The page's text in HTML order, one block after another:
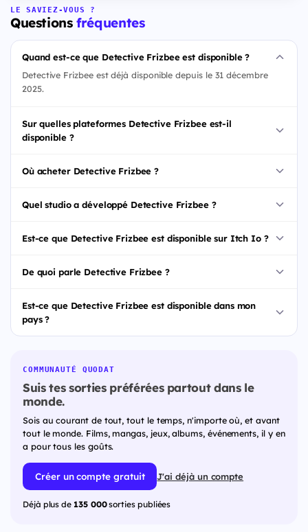
LE SAVIEZ-VOUS ?
Questionsfréquentes
Quand est-ce que Detective Frizbee est disponible ?
Detective Frizbee est déjà disponible depuis le 31 décembre
2025.
Sur quelles plateformes Detective Frizbee est-il
disponible ?
Où acheter Detective Frizbee ?
Quel studio a développé Detective Frizbee ?
Est-ce que Detective Frizbee est disponible sur Itch Io ?
De quoi parle Detective Frizbee ?
Est-ce que Detective Frizbee est disponible dans mon
pays ?
COMMUNAUTÉ QUODAT
Suis tes sorties préférées partout dans le
monde.
Sois au courant de tout, tout le temps, n'importe où, et avant
tout le monde. Films, mangas, jeux, albums, événements, il y en
a pour tous les goûts.
Créer un compte gratuit J'ai déjà un compte
Déjà plus de 135 000sorties publiées